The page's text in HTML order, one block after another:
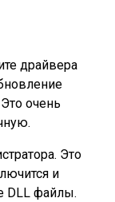
драйвера
очень
Это
и
DLL файлы.